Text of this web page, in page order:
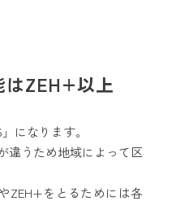
はZEH+以上
になります。
違うため地域によって区
ZEH+をとるためには各